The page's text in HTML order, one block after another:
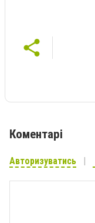
Коментарі
Авторизуватись